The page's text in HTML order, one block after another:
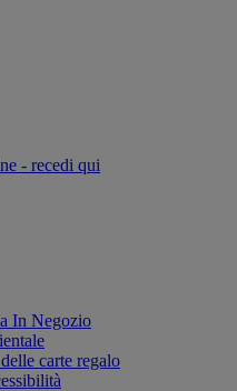
- recedi qui
In Negozio
carte regalo